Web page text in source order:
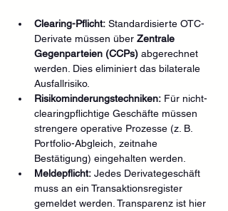
Clearing-Pflicht: Standardisierte OTC-
Derivate müssen über Zentrale
Gegenparteien (CCPs) abgerechnet
werden. Dies eliminiert das bilaterale
Ausfallrisiko.
Risikominderungstechniken: Für nicht-
clearingpflichtige Geschäfte müssen
strengere operative Prozesse (z. B.
Portfolio-Abgleich, zeitnahe
Bestätigung) eingehalten werden.
Meldepflicht: Jedes Derivategeschäft
muss an ein Transaktionsregister
gemeldet werden. Transparenz ist hier